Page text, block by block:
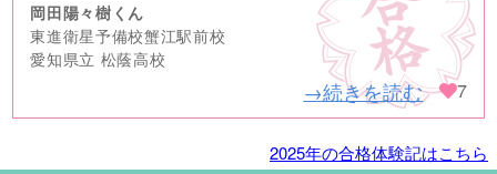
岡田陽々樹くん
東進衛星予備校蟹江駅前校
愛知県立 松蔭高校
→続きを読む 7
2025年の合格体験記はこちら